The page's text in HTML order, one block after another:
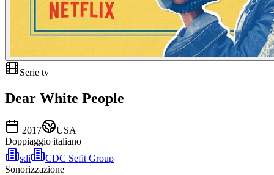
Serie tv
Dear White People
2017
USA
Doppiaggio italiano
sdi
CDC Sefit Group
Sonorizzazione